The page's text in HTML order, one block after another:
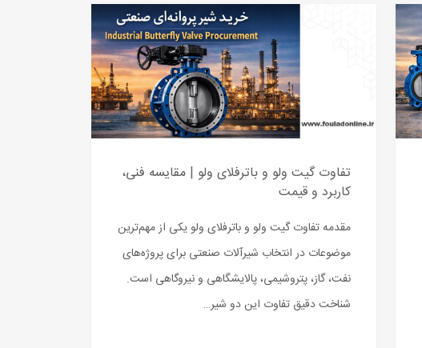
تفاوت گیت ولو و باترفلای ولو | مقایسه فنی،
کاربرد و قیمت
مقدمه تفاوت گیت ولو و باترفلای ولو یکی از مهم‌ترین
موضوعات در انتخاب شیرآلات صنعتی برای پروژه‌های
نفت، گاز، پتروشیمی، پالایشگاهی و نیروگاهی است.
شناخت دقیق تفاوت این دو شیر…